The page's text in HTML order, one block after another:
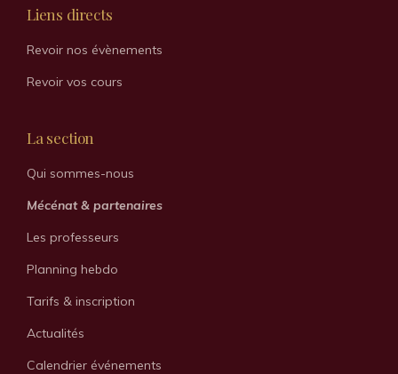
Liens directs
Revoir nos évènements
Revoir vos cours
La section
Qui sommes-nous
Mécénat & partenaires
Les professeurs
Planning hebdo
Tarifs & inscription
Actualités
Calendrier événements